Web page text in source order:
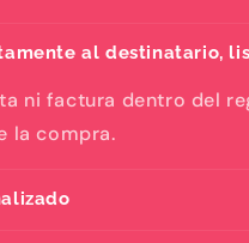
al destinatario,
ni factura dentro del
la compra.